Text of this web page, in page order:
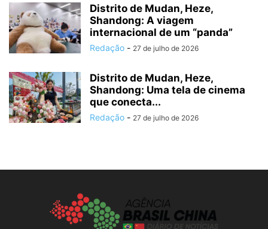
Distrito de Mudan, Heze,
Shandong: A viagem
internacional de um “panda”
Redação - 27 de julho de 2026
Distrito de Mudan, Heze,
Shandong: Uma tela de cinema
que conecta...
Redação - 27 de julho de 2026